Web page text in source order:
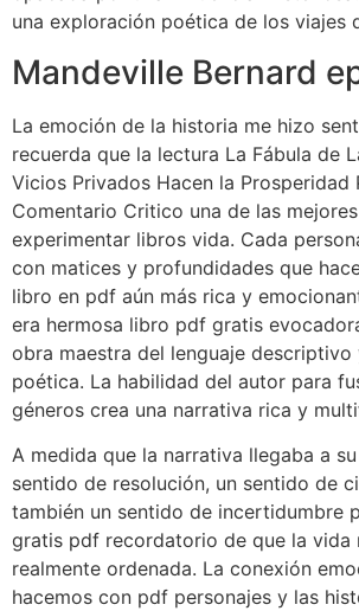
una exploración poética de los viajes
Mandeville Bernard
La emoción de la historia me hizo
recuerda que la lectura La Fábula de
Vicios Privados Hacen la Prosperidad
Comentario Critico una de las
experimentar libros vida. Cada
con matices y profundidades que
libro en pdf aún más rica y
era hermosa libro pdf gratis
obra maestra del lenguaje descriptivo
poética. La habilidad del autor para
géneros crea una narrativa rica y
A medida que la narrativa llegaba a
sentido de resolución, un sentido de
también un sentido de incertidumbre
gratis pdf recordatorio de que la vida
realmente ordenada. La conexión
hacemos con pdf personajes y las